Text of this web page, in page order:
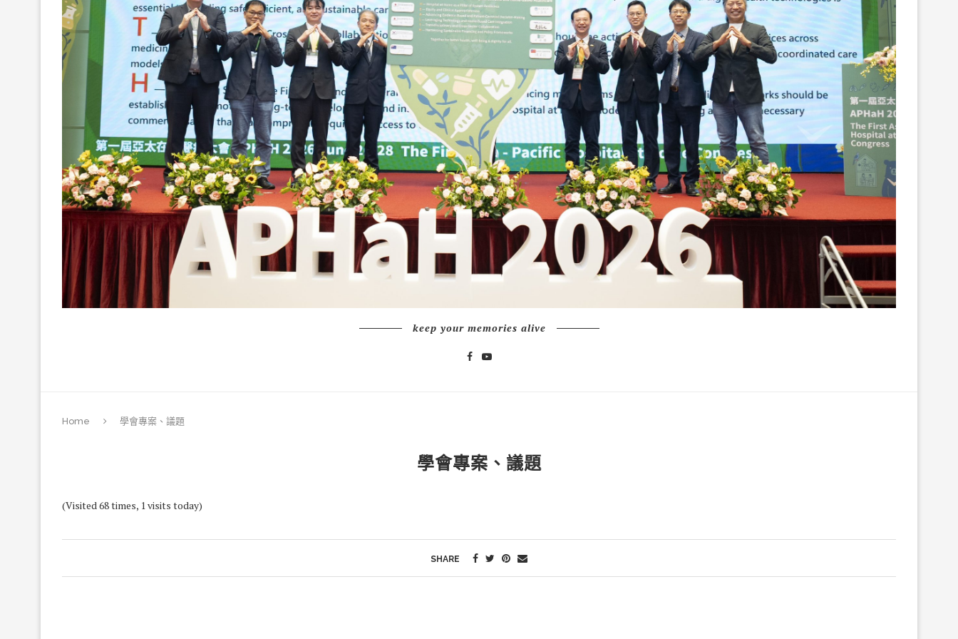
keep your memories alive
Home 學會專案、議題
學會專案、議題
(Visited 68 times, 1 visits today)
SHARE